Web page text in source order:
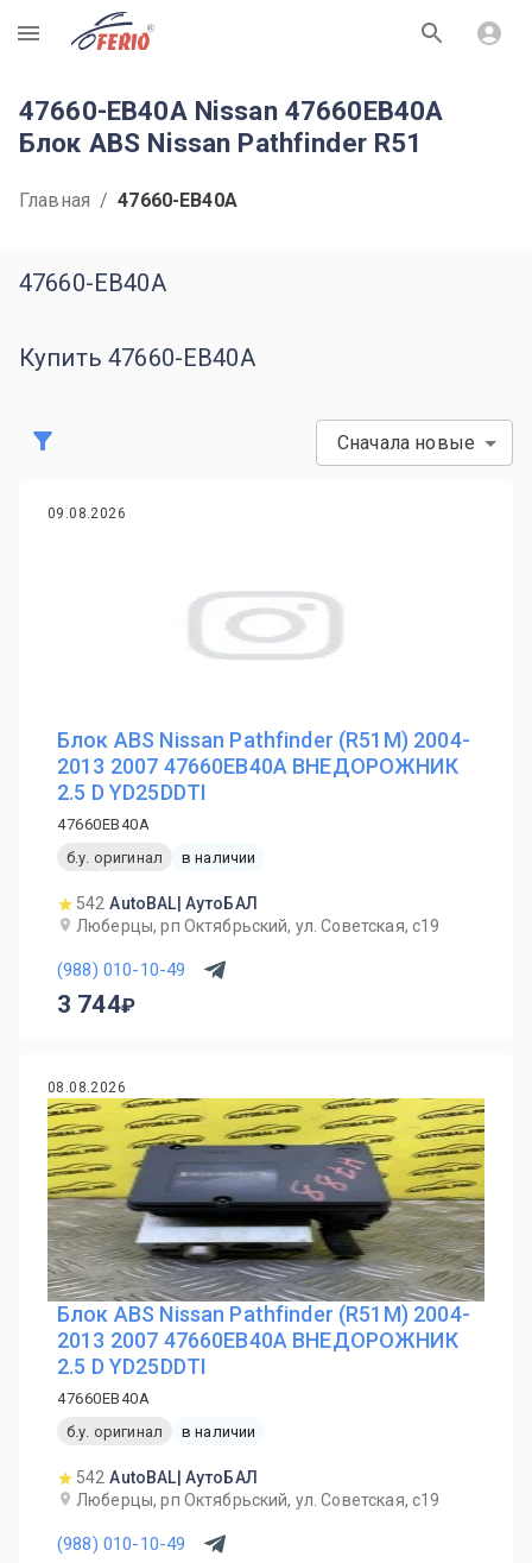
R
47660-EB40A Nissan 47660EB40A
Блок ABS Nissan Pathfinder R51
Главная / 47660-EB40A
47660-EB40A
Купить 47660-EB40A
Сначала новые
09.08.2026
Блок ABS Nissan Pathfinder (R51M) 2004-
2013 2007 47660EB40A ВНЕДОРОЖНИК
2.5 D YD25DDTI
47660EB40A
б.у. оригинал
в наличии
542 AutoBAL| АутоБАЛ
Люберцы, рп Октябрьский, ул. Советская, с19
(988) 010-10-49
3 744
08.08.2026
Блок ABS Nissan Pathfinder (R51M) 2004-
2013 2007 47660EB40A ВНЕДОРОЖНИК
2.5 D YD25DDTI
47660EB40A
б.у. оригинал
в наличии
542 AutoBAL| АутоБАЛ
Люберцы, рп Октябрьский, ул. Советская, с19
(988) 010-10-49